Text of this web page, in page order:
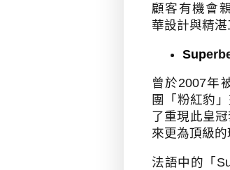
顧客有機會
華設計與精湛
Sup
曾於2007年
團「粉紅豹
了重現此皇
來更為頂級
法語中的「